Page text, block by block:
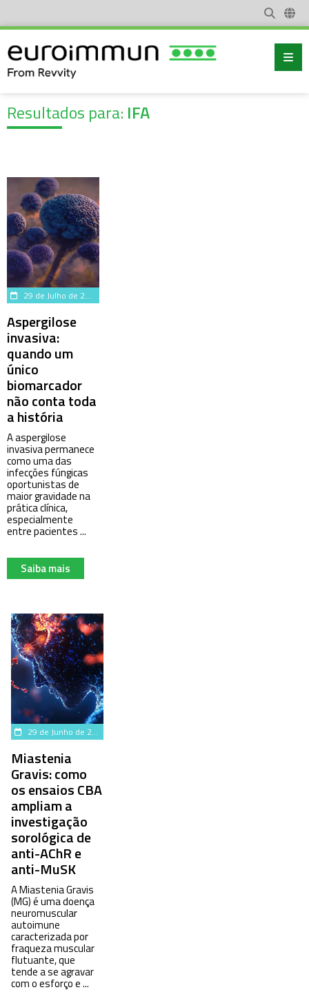
Resultados para: IFA
29 de Julho de 2026
Aspergilose
invasiva:
quando um
único
biomarcador
não conta toda
a história
A aspergilose
invasiva permanece
como uma das
infecções fúngicas
oportunistas de
maior gravidade na
prática clínica,
especialmente
entre pacientes ...
Saiba mais
29 de Junho de 2026
Miastenia
Gravis: como
os ensaios CBA
ampliam a
investigação
sorológica de
anti-AChR e
anti-MuSK
A Miastenia Gravis
(MG) é uma doença
neuromuscular
autoimune
caracterizada por
fraqueza muscular
flutuante, que
tende a se agravar
com o esforço e ...